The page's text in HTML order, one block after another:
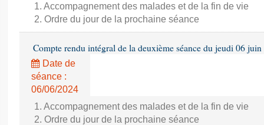
1. Accompagnement des malades et de la fin de vie
2. Ordre du jour de la prochaine séance
Compte rendu intégral de la deuxième séance du jeudi 06
Date de
séance :
06/06/2024
1. Accompagnement des malades et de la fin de vie
2. Ordre du jour de la prochaine séance